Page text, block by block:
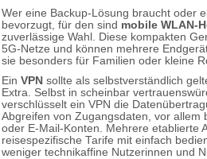
Wer eine Backup-Lösung braucht oder
bevorzugt, für den sind mobile WLAN-
zuverlässige Wahl. Diese kompakten
5G-Netze und können mehrere
sie besonders für Familien oder kleine
Ein VPN sollte als selbstverständlich
Extra. Selbst in scheinbar
verschlüsselt ein VPN die
Abgreifen von Zugangsdaten, vor allem
oder E-Mail-Konten. Mehrere etablierte
reisespezifische Tarife mit einfach
weniger technikaffine Nutzerinnen und